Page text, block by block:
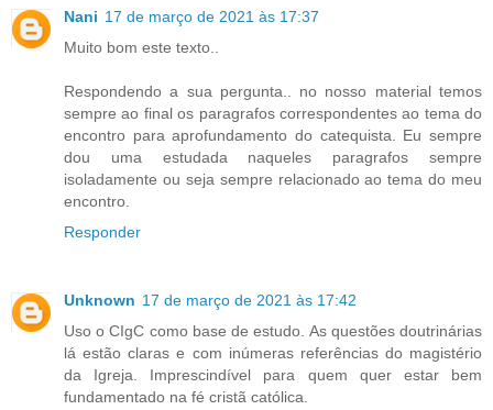
Nani 17 de março de 2021 às 17:37
Muito bom este texto..
Respondendo a sua pergunta.. no nosso material temos
sempre ao final os paragrafos correspondentes ao tema do
encontro para aprofundamento do catequista. Eu sempre
dou uma estudada naqueles paragrafos sempre
isoladamente ou seja sempre relacionado ao tema do meu
encontro.
Responder
Unknown 17 de março de 2021 às 17:42
Uso o CIgC como base de estudo. As questões doutrinárias
lá estão claras e com inúmeras referências do magistério
da Igreja. Imprescindível para quem quer estar bem
fundamentado na fé cristã católica.